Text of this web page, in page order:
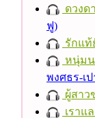
ดวงด
ฟู)
รักแท้
หนุ่มน
พงศธร-เ
ผู้สาว
เราแ